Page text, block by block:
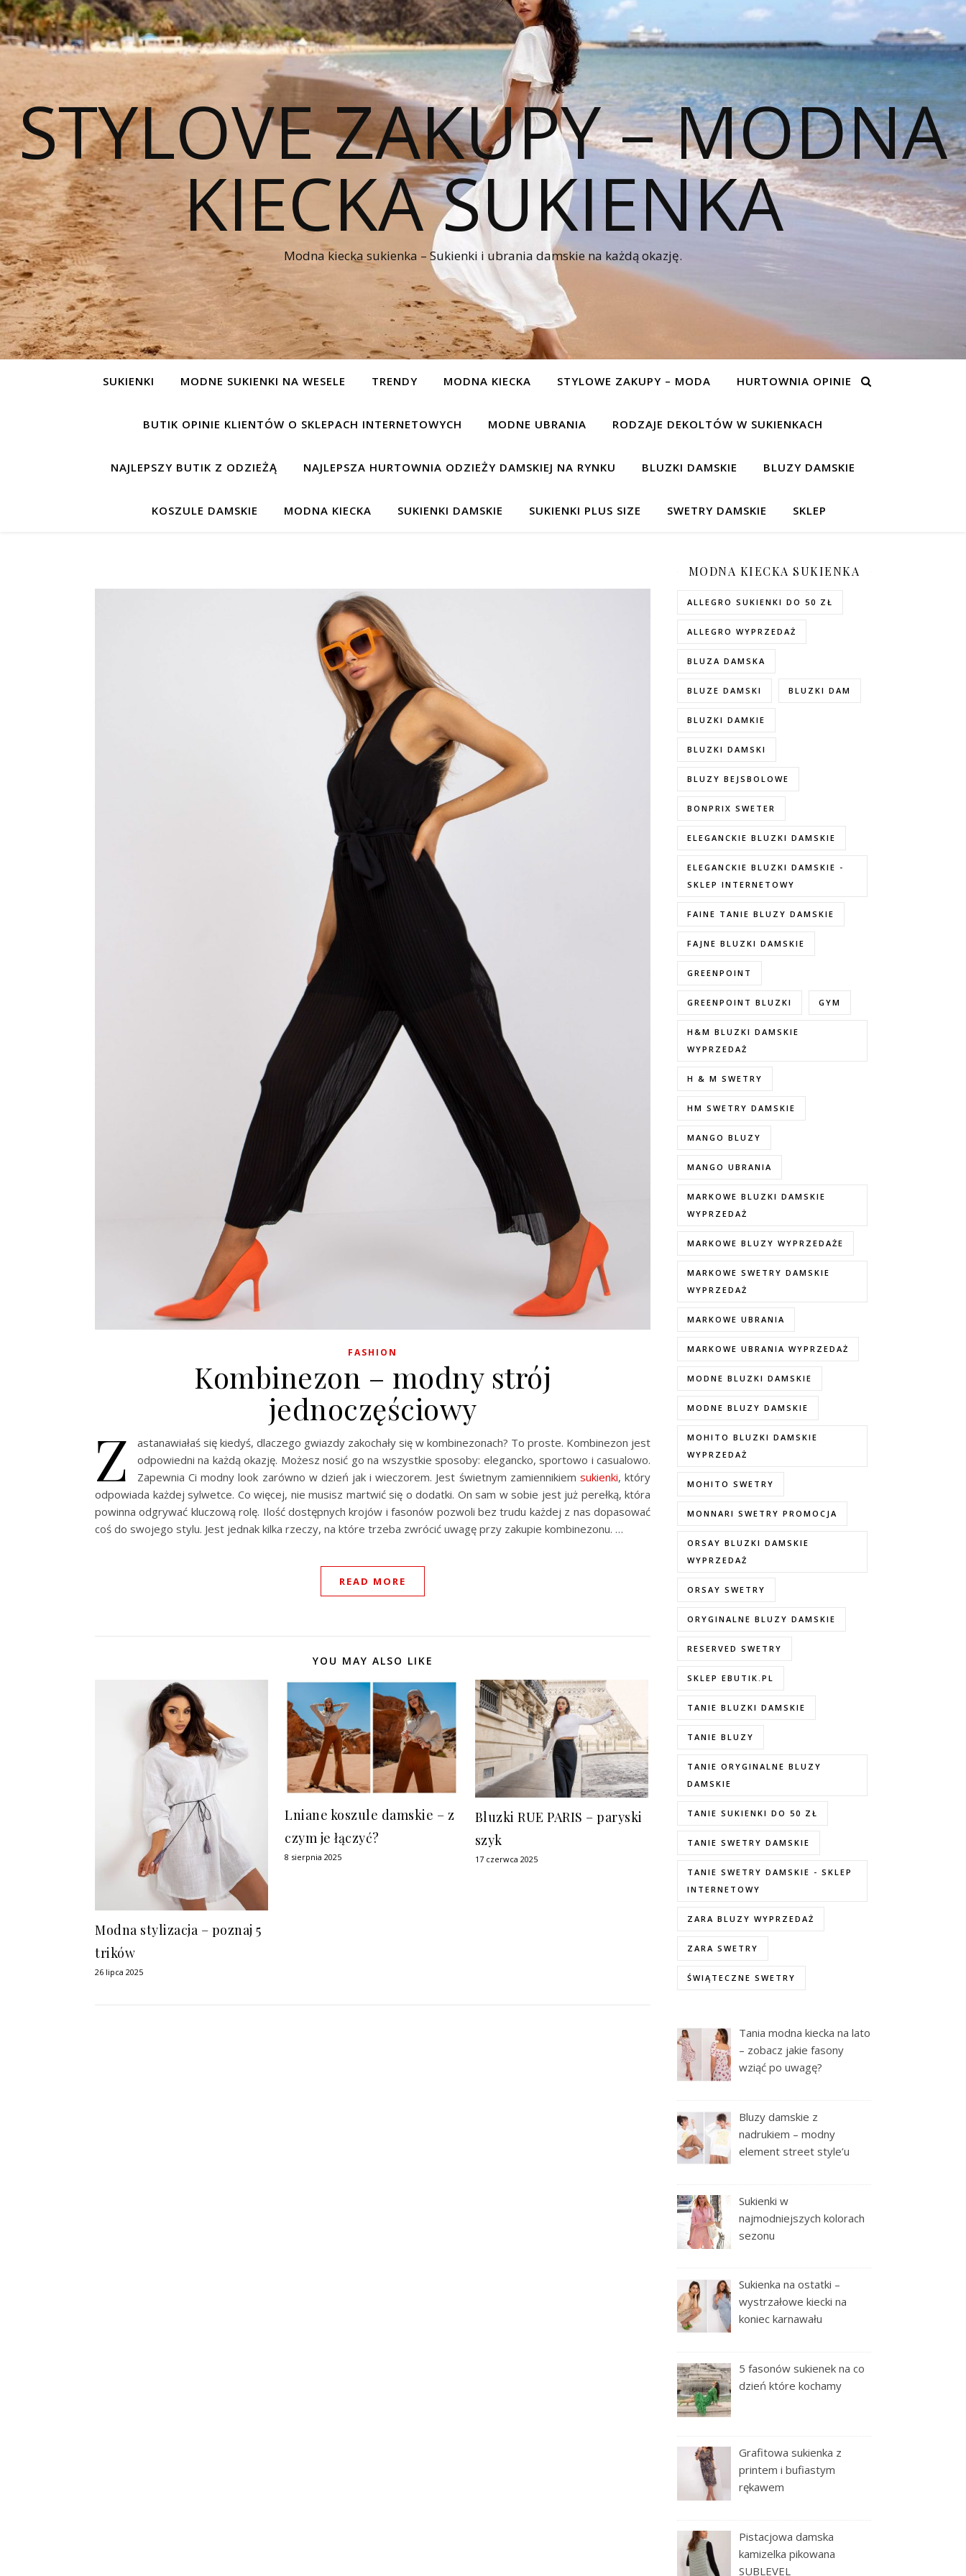
STYLOVE ZAKUPY – MODNA
KIECKA SUKIENKA
Modna kiecka sukienka – Sukienki i ubrania damskie na każdą okazję.
SUKIENKI MODNE SUKIENKI NA WESELE TRENDY MODNA KIECKA STYLOWE ZAKUPY – MODA HURTOWNIA OPINIE
BUTIK OPINIE KLIENTÓW O SKLEPACH INTERNETOWYCH MODNE UBRANIA RODZAJE DEKOLTÓW W SUKIENKACH
NAJLEPSZY BUTIK Z ODZIEŻĄ NAJLEPSZA HURTOWNIA ODZIEŻY DAMSKIEJ NA RYNKU BLUZKI DAMSKIE BLUZY DAMSKIE
KOSZULE DAMSKIE MODNA KIECKA SUKIENKI DAMSKIE SUKIENKI PLUS SIZE SWETRY DAMSKIE SKLEP
FASHION
Kombinezon – modny strój
jednoczęściowy
Z
astanawiałaś się kiedyś, dlaczego gwiazdy zakochały się w kombinezonach? To proste. Kombinezon jest
odpowiedni na każdą okazję. Możesz nosić go na wszystkie sposoby: elegancko, sportowo i casualowo.
Zapewnia Ci modny look zarówno w dzień jak i wieczorem. Jest świetnym zamiennikiem sukienki, który
odpowiada każdej sylwetce. Co więcej, nie musisz martwić się o dodatki. On sam w sobie jest już perełką, która
powinna odgrywać kluczową rolę. Ilość dostępnych krojów i fasonów pozwoli bez trudu każdej z nas dopasować
coś do swojego stylu. Jest jednak kilka rzeczy, na które trzeba zwrócić uwagę przy zakupie kombinezonu. …
READ MORE
YOU MAY ALSO LIKE
Modna stylizacja – poznaj 5
trików
26 lipca 2025
Lniane koszule damskie – z
czym je łączyć?
8 sierpnia 2025
Bluzki RUE PARIS – paryski
szyk
17 czerwca 2025
MODNA KIECKA SUKIENKA
ALLEGRO SUKIENKI DO 50 ZŁ
ALLEGRO WYPRZEDAŻ
BLUZA DAMSKA
BLUZE DAMSKI BLUZKI DAM
BLUZKI DAMKIE
BLUZKI DAMSKI
BLUZY BEJSBOLOWE
BONPRIX SWETER
ELEGANCKIE BLUZKI DAMSKIE
ELEGANCKIE BLUZKI DAMSKIE -
SKLEP INTERNETOWY
FAINE TANIE BLUZY DAMSKIE
FAJNE BLUZKI DAMSKIE
GREENPOINT
GREENPOINT BLUZKI GYM
H&M BLUZKI DAMSKIE
WYPRZEDAŻ
H & M SWETRY
HM SWETRY DAMSKIE
MANGO BLUZY
MANGO UBRANIA
MARKOWE BLUZKI DAMSKIE
WYPRZEDAŻ
MARKOWE BLUZY WYPRZEDAŻE
MARKOWE SWETRY DAMSKIE
WYPRZEDAŻ
MARKOWE UBRANIA
MARKOWE UBRANIA WYPRZEDAŻ
MODNE BLUZKI DAMSKIE
MODNE BLUZY DAMSKIE
MOHITO BLUZKI DAMSKIE
WYPRZEDAŻ
MOHITO SWETRY
MONNARI SWETRY PROMOCJA
ORSAY BLUZKI DAMSKIE
WYPRZEDAŻ
ORSAY SWETRY
ORYGINALNE BLUZY DAMSKIE
RESERVED SWETRY
SKLEP EBUTIK.PL
TANIE BLUZKI DAMSKIE
TANIE BLUZY
TANIE ORYGINALNE BLUZY
DAMSKIE
TANIE SUKIENKI DO 50 ZŁ
TANIE SWETRY DAMSKIE
TANIE SWETRY DAMSKIE - SKLEP
INTERNETOWY
ZARA BLUZY WYPRZEDAŻ
ZARA SWETRY
ŚWIĄTECZNE SWETRY
Tania modna kiecka na lato
– zobacz jakie fasony
wziąć po uwagę?
Bluzy damskie z
nadrukiem – modny
element street style’u
Sukienki w
najmodniejszych kolorach
sezonu
Sukienka na ostatki –
wystrzałowe kiecki na
koniec karnawału
5 fasonów sukienek na co
dzień które kochamy
Grafitowa sukienka z
printem i bufiastym
rękawem
Pistacjowa damska
kamizelka pikowana
SUBLEVEL